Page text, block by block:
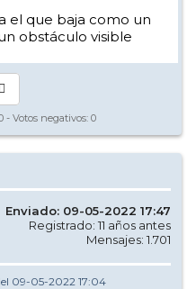
el que baja como un
obstáculo visible
- Votos negativos: 0
Enviado: 09-05-2022 17:47
Registrado: 11 años antes
Mensajes: 1.701
09-05-2022 17:04